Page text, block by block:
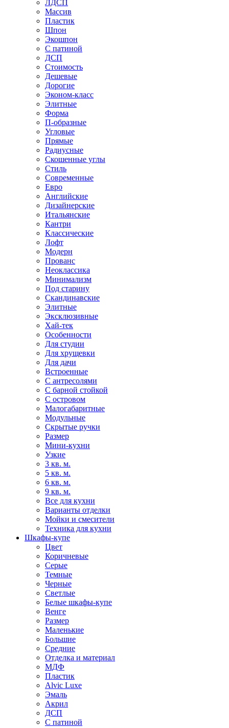
ЛДСП
Массив
Пластик
Шпон
Экошпон
С патиной
ДСП
Стоимость
Дешевые
Дорогие
Эконом-класс
Элитные
Форма
П-образные
Угловые
Прямые
Радиусные
Скошенные углы
Стиль
Современные
Евро
Английские
Дизайнерские
Итальянские
Кантри
Классические
Лофт
Модерн
Прованс
Неоклассика
Минимализм
Под старину
Скандинавские
Элитные
Эксклюзивные
Хай-тек
Особенности
Для студии
Для хрущевки
Для дачи
Встроенные
С антресолями
С барной стойкой
С островом
Малогабаритные
Модульные
Скрытые ручки
Размер
Мини-кухни
Узкие
3 кв. м.
5 кв. м.
6 кв. м.
9 кв. м.
Все для кухни
Варианты отделки
Мойки и смесители
Техника для кухни
Шкафы-купе
Цвет
Коричневые
Серые
Темные
Черные
Светлые
Белые шкафы-купе
Венге
Размер
Маленькие
Большие
Средние
Отделка и материал
МДФ
Пластик
Alvic Luxe
Эмаль
Акрил
ДСП
С патиной